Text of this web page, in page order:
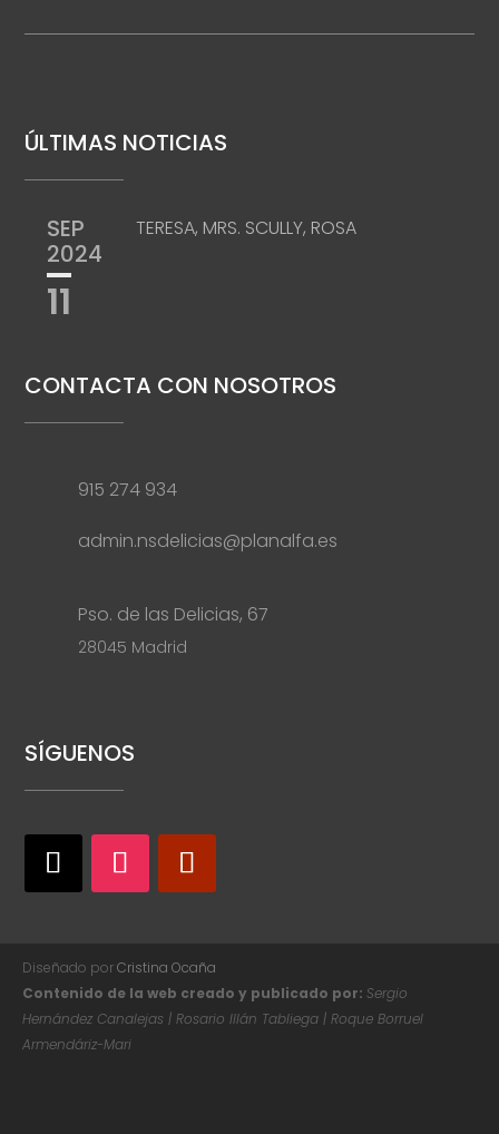
ÚLTIMAS NOTICIAS
SEP
2024
11
TERESA, MRS. SCULLY, ROSA
CONTACTA CON NOSOTROS
915 274 934
admin.nsdelicias@planalfa.es
Pso. de las Delicias, 67
28045 Madrid
SÍGUENOS
Diseñado porCristina Ocaña
Contenido de la web creado y publicado por: Sergio
Hernández Canalejas | Rosario Illán Tabliega | Roque Borruel
Armendáriz-Mari